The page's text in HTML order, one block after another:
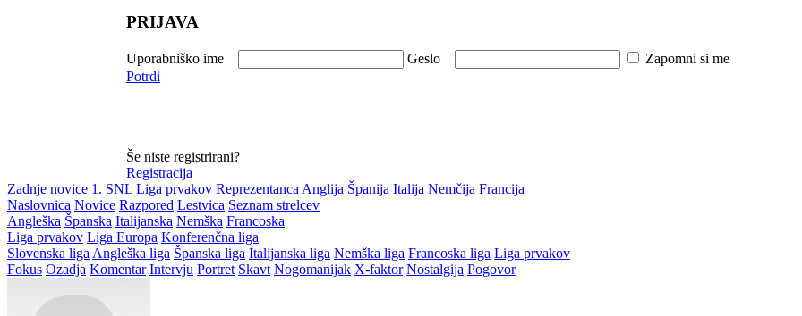
PRIJAVA
Uporabniško ime Geslo Zapomni si me
Potrdi
Še niste registrirani?
Registracija
Zadnje novice 1. SNL Liga prvakov Reprezentanca Anglija Španija Italija Nemčija Francija
Naslovnica Novice Razpored Lestvica Seznam strelcev
Angleška Španska Italijanska Nemška Francoska
Liga prvakov Liga Europa Konferenčna liga
Slovenska liga Angleška liga Španska liga Italijanska liga Nemška liga Francoska liga Liga prvakov
Fokus Ozadja Komentar Intervju Portret Skavt Nogomanijak X-faktor Nostalgija Pogovor